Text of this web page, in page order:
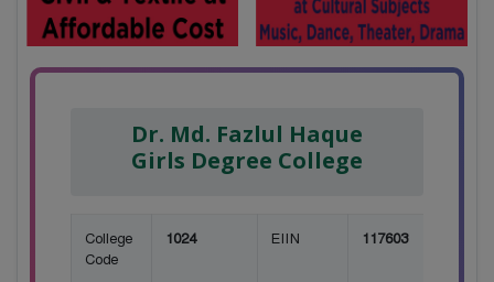
Dr. Md. Fazlul Haque
Girls Degree College
College
Code
1024 EIIN 117603